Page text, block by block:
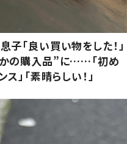
「良い買い物をした！」
の購入品”に……「初め
」「素晴らしい！」